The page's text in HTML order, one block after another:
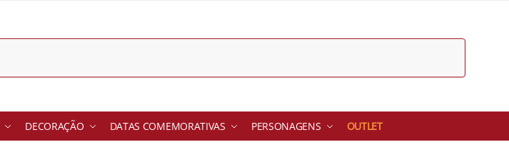
DECORAÇÃO DATAS COMEMORATIVAS PERSONAGENS OUTLET